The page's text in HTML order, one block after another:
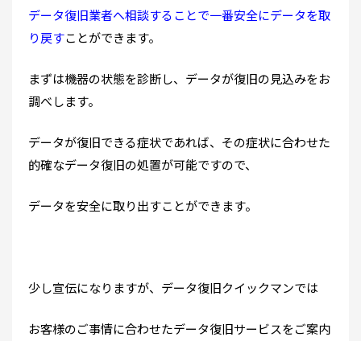
データ復旧業者へ相談することで一番安全にデータを取
り戻すことができます。
まずは機器の状態を診断し、データが復旧の見込みをお
調べします。
データが復旧できる症状であれば、その症状に合わせた
的確なデータ復旧の処置が可能ですので、
データを安全に取り出すことができます。
少し宣伝になりますが、データ復旧クイックマンでは
お客様のご事情に合わせたデータ復旧サービスをご案内